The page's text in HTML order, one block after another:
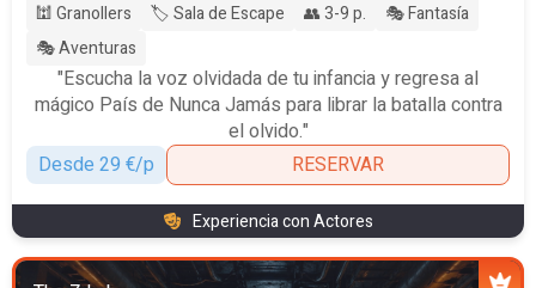
🕍 Granollers 🏷️ Sala de Escape 👥 3-9 p.
🎭 Fantasía
🎭 Aventuras
"Escucha la voz olvidada de tu infancia y regresa al
mágico País de Nunca Jamás para librar la batalla contra
el olvido."
Desde 29 €/p
RESERVAR
Experiencia con Actores